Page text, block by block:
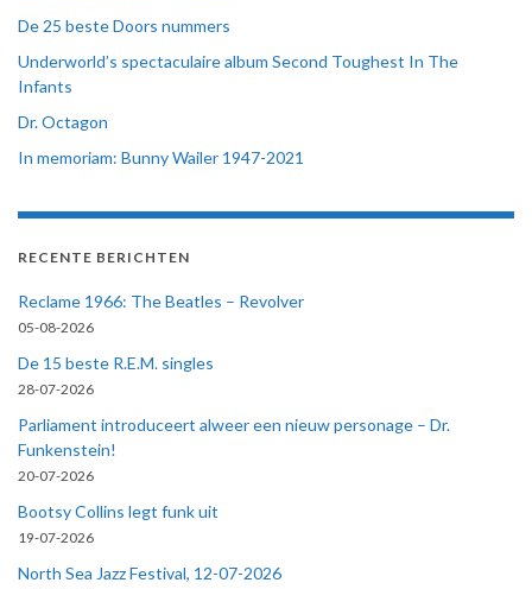
De 25 beste Doors nummers
Underworld’s spectaculaire album Second Toughest In The
Infants
Dr. Octagon
In memoriam: Bunny Wailer 1947-2021
RECENTE BERICHTEN
Reclame 1966: The Beatles – Revolver
05-08-2026
De 15 beste R.E.M. singles
28-07-2026
Parliament introduceert alweer een nieuw personage – Dr.
Funkenstein!
20-07-2026
Bootsy Collins legt funk uit
19-07-2026
North Sea Jazz Festival, 12-07-2026